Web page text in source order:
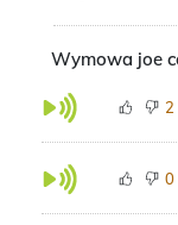
Wymowa joe
2
0